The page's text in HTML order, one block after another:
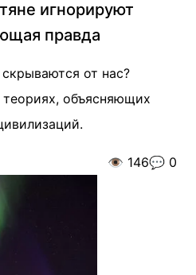
игнорируют
правда
от нас?
теориях, объясняющих
👁️ 146💬 0